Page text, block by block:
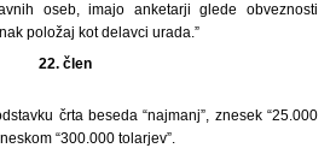
oseb, imajo anketarji glede obveznosti
položaj kot delavci urada.”
22. člen
črta beseda “najmanj”, znesek “25.000
“300.000 tolarjev”.